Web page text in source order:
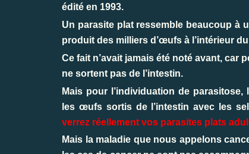
édité en 1993.
Un parasite plat ressemble beaucoup à
produit des milliers d’œufs à l’intérieur
Ce fait n’avait jamais été noté avant,
ne sortent pas de l’intestin.
Mais pour l’individuation de
les œufs sortis de l’intestin avec les
verrez réellement vos parasites plats
Mais la maladie que nous appelons